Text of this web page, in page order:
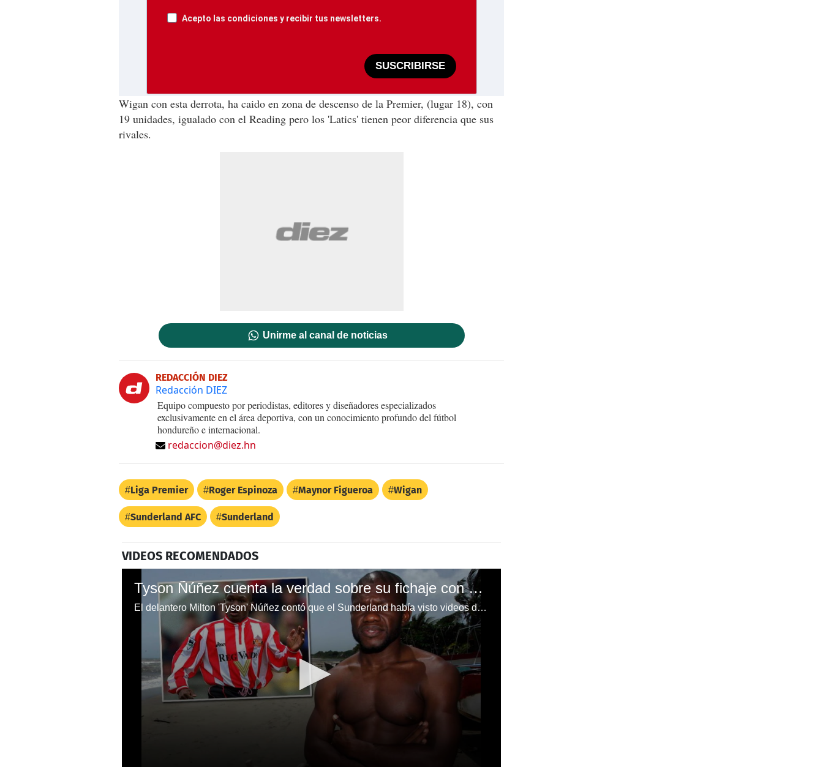
Acepto las condiciones y recibir tus newsletters.
SUSCRIBIRSE
Wigan con esta derrota, ha caido en zona de descenso de la Premier, (lugar 18), con
19 unidades, igualado con el Reading pero los 'Latics' tienen peor diferencia que sus
rivales.
Unirme al canal de noticias
REDACCIÓN DIEZ
Redacción DIEZ
Equipo compuesto por periodistas, editores y diseñadores especializados
exclusivamente en el área deportiva, con un conocimiento profundo del fútbol
hondureño e internacional.
redaccion@diez.hn
Liga Premier Roger Espinoza Maynor Figueroa Wigan
Sunderland AFC Sunderland
VIDEOS RECOMENDADOS
Tyson Ñúñez cuenta la verdad sobre su fichaje con el Sunderland de Inglaterra
El delantero Milton 'Tyson' Núñez contó que el Sunderland había visto videos de Eduardo Bennett y el 'Tren' Valencia.